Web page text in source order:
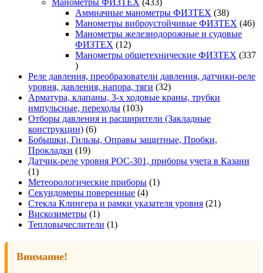
Манометры ФИЗТЕХ 433
товара
Аммиачные манометры ФИЗТЕХ 3838
товаров
Манометры виброустойчивые ФИЗТЕХ 4646
Манометры железнодорожные и судовые
ФИЗТЕХ
1212
товаров
Манометры общетехнические ФИЗТЕХ 337
337
товаров
Реле давления, преобразователи давления, датчики-реле
уровня, давления, напора, тяги 3232
товара
Арматура, клапаны, 3-х ходовые краны, трубки
импульсные, переходы 103103
товара
Отборы давления и расширители (Закладные
конструкции) 66
товаров
Бобышки, Гильзы, Оправы защитные, Пробки,
Прокладки
1919
товаров
Датчик-реле уровня РОС-301, приборы учета в Казани
11
товар
Метеорологические приборы 11
Секундомеры поверенные 44
товара
Стекла Клингера и рамки указателя уровня 2121
Вискозиметры 11
товар
Тепловычеслители 11
Внимание!